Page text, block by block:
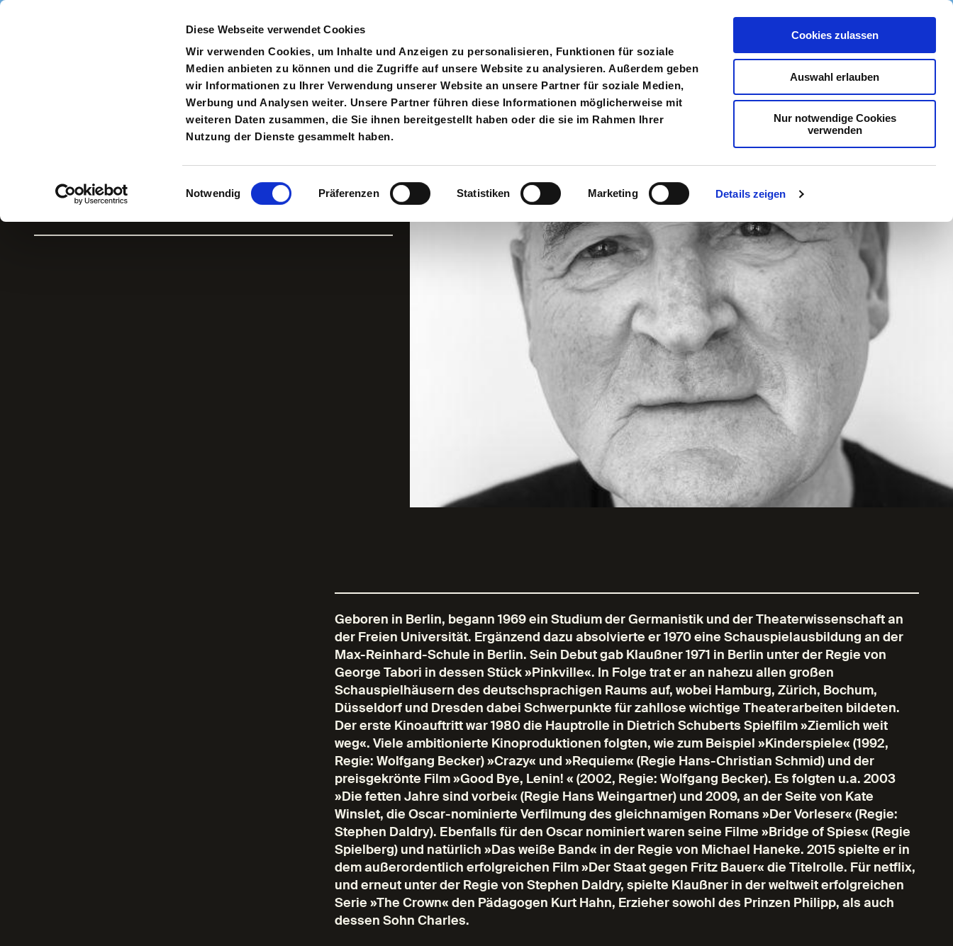
Diese Webseite verwendet Cookies
Wir verwenden Cookies, um Inhalte und Anzeigen zu personalisieren, Funktionen für soziale
Medien anbieten zu können und die Zugriffe auf unsere Website zu analysieren. Außerdem geben
wir Informationen zu Ihrer Verwendung unserer Website an unsere Partner für soziale Medien,
Werbung und Analysen weiter. Unsere Partner führen diese Informationen möglicherweise mit
weiteren Daten zusammen, die Sie ihnen bereitgestellt haben oder die sie im Rahmen Ihrer
Nutzung der Dienste gesammelt haben.
Einwilligungsauswahl
Notwendig Präferenzen Statistiken Marketing Details zeigen
Cookies zulassen
Auswahl erlauben
Nur notwendige Cookies
verwenden
Direkt zum Inhalt
Spielplan Toggle search input Suche Anmelden Anmeldung
Burghart
Klaußner
Geboren in Berlin, begann 1969 ein Studium der Germanistik und der Theaterwissenschaft an
der Freien Universität. Ergänzend dazu absolvierte er 1970 eine Schauspielausbildung an der
Max-Reinhard-Schule in Berlin. Sein Debut gab Klaußner 1971 in Berlin unter der Regie von
George Tabori in dessen Stück »Pinkville«. In Folge trat er an nahezu allen großen
Schauspielhäusern des deutschsprachigen Raums auf, wobei Hamburg, Zürich, Bochum,
Düsseldorf und Dresden dabei Schwerpunkte für zahllose wichtige Theaterarbeiten bildeten.
Der erste Kinoauftritt war 1980 die Hauptrolle in Dietrich Schuberts Spielfilm »Ziemlich weit
weg«. Viele ambitionierte Kinoproduktionen folgten, wie zum Beispiel »Kinderspiele« (1992,
Regie: Wolfgang Becker) »Crazy« und »Requiem« (Regie Hans-Christian Schmid) und der
preisgekrönte Film »Good Bye, Lenin! « (2002, Regie: Wolfgang Becker). Es folgten u.a. 2003
»Die fetten Jahre sind vorbei« (Regie Hans Weingartner) und 2009, an der Seite von Kate
Winslet, die Oscar-nominierte Verfilmung des gleichnamigen Romans »Der Vorleser« (Regie:
Stephen Daldry). Ebenfalls für den Oscar nominiert waren seine Filme »Bridge of Spies« (Regie
Spielberg) und natürlich »Das weiße Band« in der Regie von Michael Haneke. 2015 spielte er in
dem außerordentlich erfolgreichen Film »Der Staat gegen Fritz Bauer« die Titelrolle. Für netflix,
und erneut unter der Regie von Stephen Daldry, spielte Klaußner in der weltweit erfolgreichen
Serie »The Crown« den Pädagogen Kurt Hahn, Erzieher sowohl des Prinzen Philipp, als auch
dessen Sohn Charles.